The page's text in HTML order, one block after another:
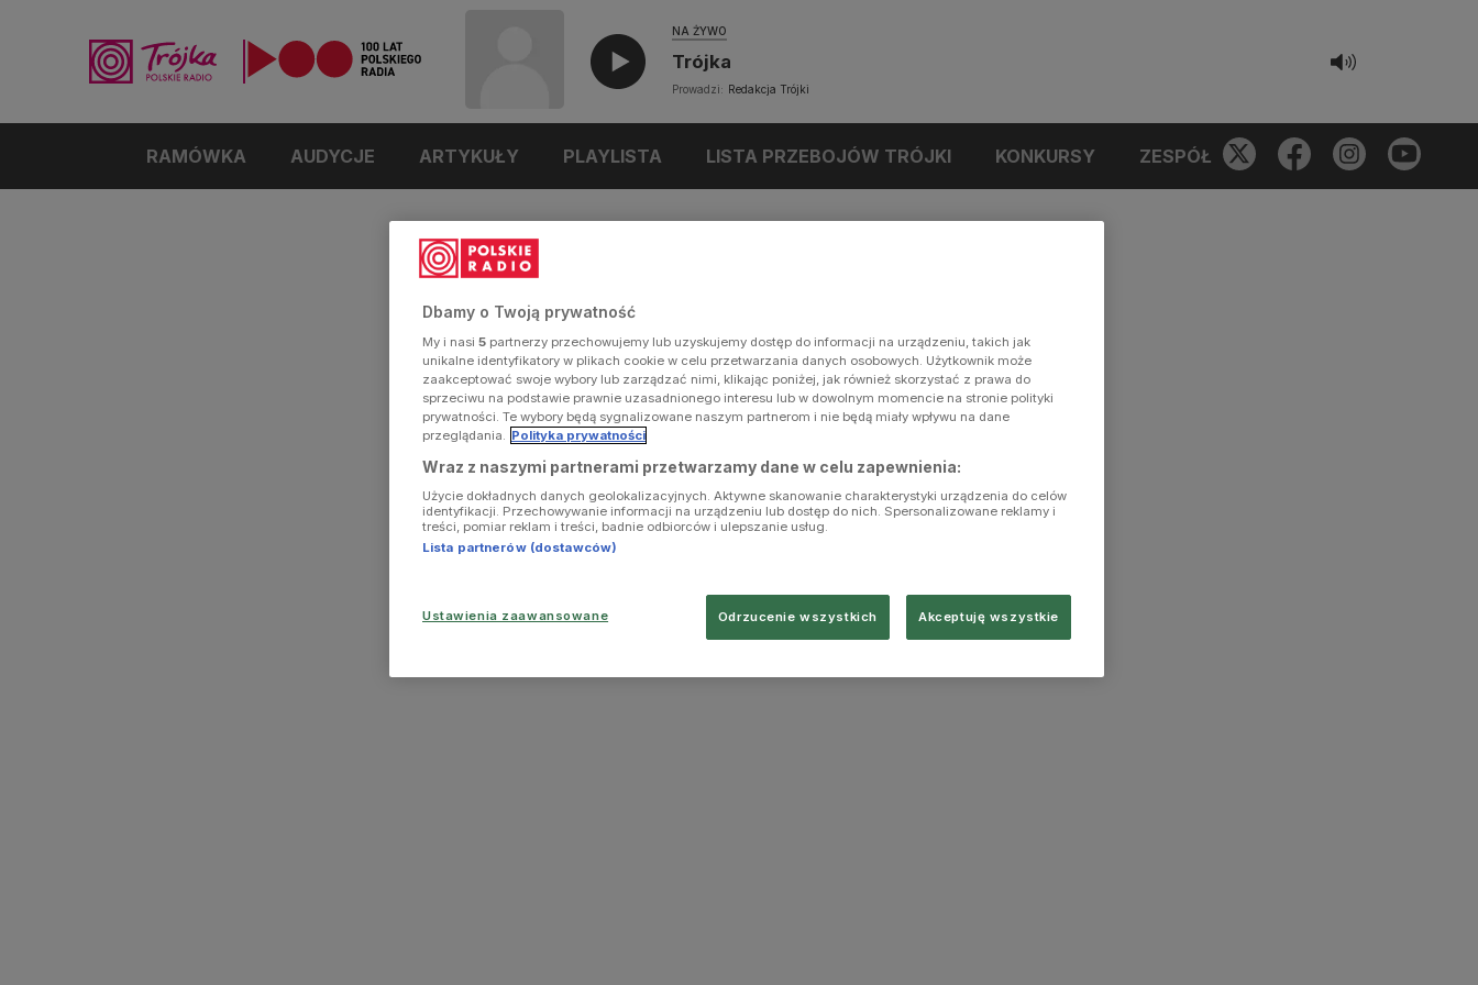
NA ŻYWO
Trójka
Prowadzi: Redakcja Trójki
RAMÓWKA AUDYCJE ARTYKUŁY PLAYLISTA LISTA PRZEBOJÓW TRÓJKI KONKURSY ZESPÓŁ
Dbamy o Twoją prywatność
My i nasi 5 partnerzy przechowujemy lub uzyskujemy dostęp do informacji na urządzeniu, takich jak
unikalne identyfikatory w plikach cookie w celu przetwarzania danych osobowych. Użytkownik może
zaakceptować swoje wybory lub zarządzać nimi, klikając poniżej, jak również skorzystać z prawa do
sprzeciwu na podstawie prawnie uzasadnionego interesu lub w dowolnym momencie na stronie polityki
prywatności. Te wybory będą sygnalizowane naszym partnerom i nie będą miały wpływu na dane
przeglądania. Polityka prywatności
Wraz z naszymi partnerami przetwarzamy dane w celu zapewnienia:
Użycie dokładnych danych geolokalizacyjnych. Aktywne skanowanie charakterystyki urządzenia do celów
identyfikacji. Przechowywanie informacji na urządzeniu lub dostęp do nich. Spersonalizowane reklamy i
treści, pomiar reklam i treści, badnie odbiorców i ulepszanie usług.
Lista partnerów (dostawców)
Ustawienia zaawansowane Odrzucenie wszystkich Akceptuję wszystkie